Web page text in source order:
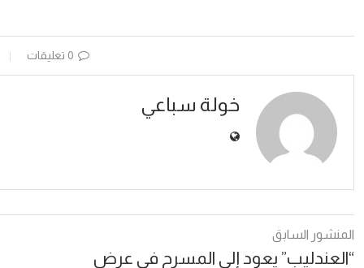
0 تعليقات
خولة سباعي
المنشور السابق
“العندليب” يعود إلى المسرح في عرض